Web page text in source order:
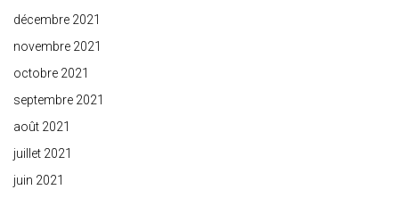
décembre 2021
novembre 2021
octobre 2021
septembre 2021
août 2021
juillet 2021
juin 2021